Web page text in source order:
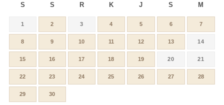
S S R K J S M
1 2 3 4 5 6 7
8 9 10 11 12 13 14
15 16 17 18 19 20 21
22 23 24 25 26 27 28
29 30